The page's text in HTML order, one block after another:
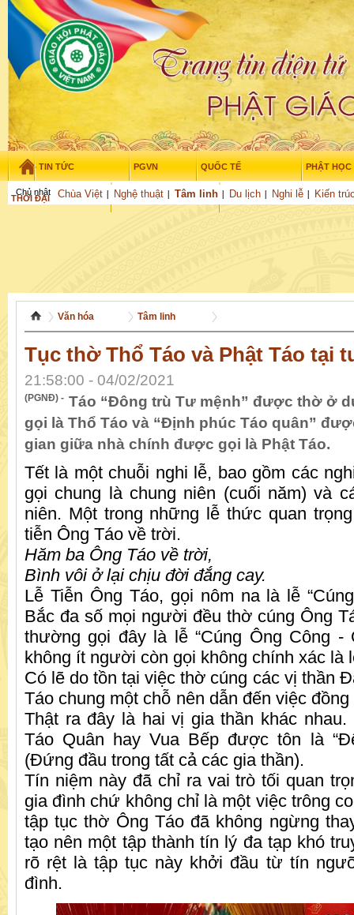
TIN TỨC PGVN QUỐC TẾ PHẬT HỌC
THỜI ĐẠI TUỔI TRẺ NGHIÊN CỨU
Chùa Việt Nghệ thuật Tâm linh Du lịch Nghi lễ Kiến
Chủ nhật - 9/08/2026 – 10 :36 :27
Văn hóa Tâm linh
Tục thờ Thổ Táo và Phật Táo tại
21:58:00 - 04/02/2021
(PGNĐ) - Táo “Đông trù Tư mệnh” được thờ ở
gọi là Thổ Táo và “Định phúc Táo quân”
gian giữa nhà chính được gọi là Phật Táo.
Tết là một chuỗi nghi lễ, bao gồm các
gọi chung là chung niên (cuối năm) và
niên. Một trong những lễ thức quan
tiễn Ông Táo về trời.
Hăm ba Ông Táo về trời,
Bình vôi ở lại chịu đời đắng cay.
Lễ Tiễn Ông Táo, gọi nôm na là lễ
Bắc đa số mọi người đều thờ cúng Ông
thường gọi đây là lễ “Cúng Ông Công -
không ít người còn gọi không chính xác là
Có lẽ do tồn tại việc thờ cúng các vị thần
Táo chung một chỗ nên dẫn đến việc
Thật ra đây là hai vị gia thần khác
Táo Quân hay Vua Bếp được tôn là
(Đứng đầu trong tất cả các gia thần).
Tín niệm này đã chỉ ra vai trò tối quan
gia đình chứ không chỉ là một việc trông
tập tục thờ Ông Táo đã không ngừng
tạo nên một tập thành tín lý đa tạp khó
rõ rệt là tập tục này khởi đầu từ tín
đình.